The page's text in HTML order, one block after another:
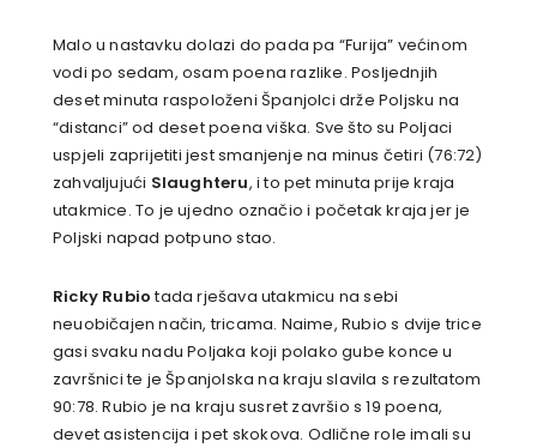
Malo u nastavku dolazi do pada pa “Furija” većinom
vodi po sedam, osam poena razlike. Posljednjih
deset minuta raspoloženi Španjolci drže Poljsku na
“distanci” od deset poena viška. Sve što su Poljaci
uspjeli zaprijetiti jest smanjenje na minus četiri (76:72)
zahvaljujući Slaughteru, i to pet minuta prije kraja
utakmice. To je ujedno označio i početak kraja jer je
Poljski napad potpuno stao.
Ricky Rubiotada rješava utakmicu na sebi
neuobičajen način, tricama. Naime, Rubio s dvije trice
gasi svaku nadu Poljaka koji polako gube konce u
završnici te je Španjolska na kraju slavila s rezultatom
90:78. Rubio je na kraju susret završio s 19 poena,
devet asistencija i pet skokova. Odlične role imali su